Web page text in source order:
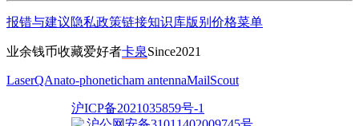
报错与建议隐私政策链接知识库版别 价格菜单
业余钱币收藏爱好者卡泉Since2021
LaserQAnato-phoneticham antennaMailScout
沪ICP备2021035859号-1